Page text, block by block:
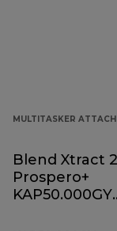
MULTITASKER
Blend Xtract
Prospero+
KAP50.000GY